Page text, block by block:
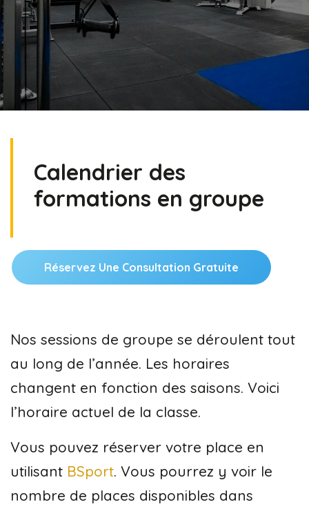
Calendrier des
formations en groupe
Réservez Une Consultation Gratuite
Nos sessions de groupe se déroulent tout
au long de l’année. Les horaires
changent en fonction des saisons. Voici
l’horaire actuel de la classe.
Vous pouvez réserver votre place en
utilisant BSport. Vous pourrez y voir le
nombre de places disponibles dans